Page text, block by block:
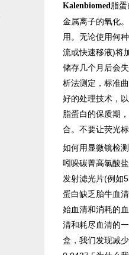
Kalenbiomed脂
金属离子的氧化
用。无论使用何
流或快速移液)将
储存几个月后会
析法测定，标准
好的处理技术，
脂蛋白的保质期
合。不要让荧光
如何用显微镜检
吲哚碳菁高氯酸盐
发射滤光片(例如
蛋白缺乏胎牛血
始血清和消耗的
清和耗尽血清的
盒，我们发现减